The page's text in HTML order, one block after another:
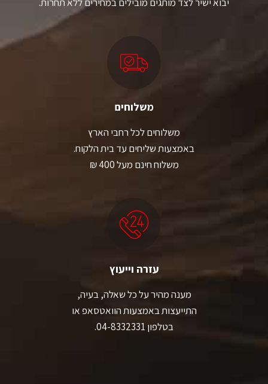
משלוחים
משלוחים לכל רחבי הארץ
באמצעות שליחים עד בית הלקוח.
משלוח חינם מעל 400 ₪
עזרה וייעוץ
מענה מהיר על כל שאלה, בעיה,
התייעצות באמצעות הוואטסאפ או
בטלפון 04-8332331.